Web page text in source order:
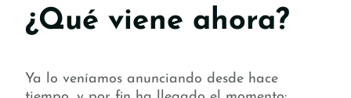
¿Qué viene ahora?
Ya lo veníamos anunciando desde hace